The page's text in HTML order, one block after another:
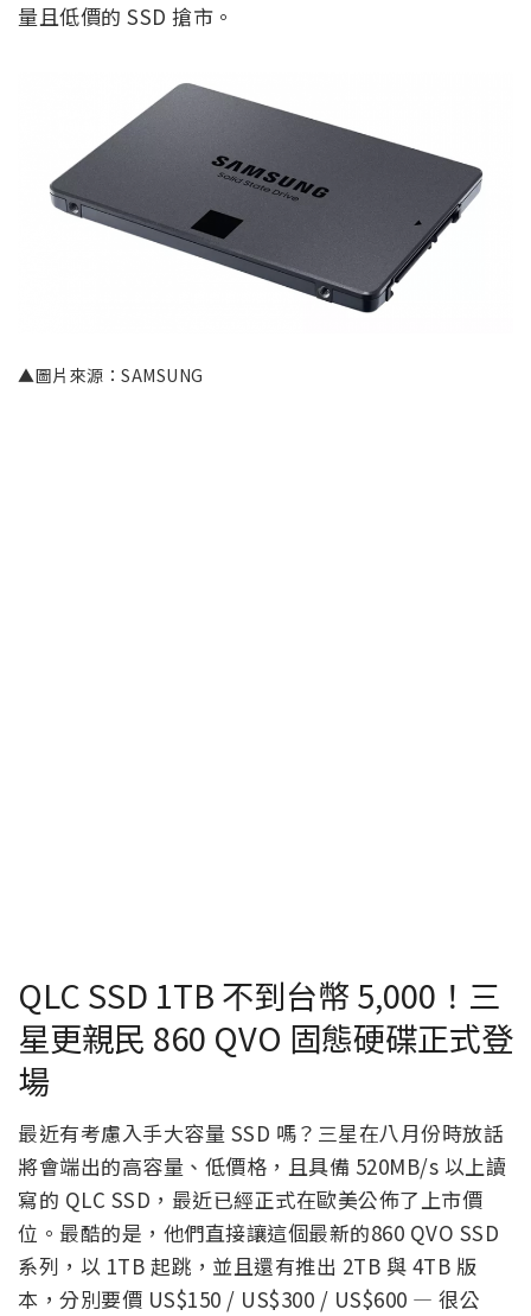
量且低價的 SSD 搶市。
▲圖片來源：SAMSUNG
QLC SSD 1TB 不到台幣 5,000！三
星更親民 860 QVO 固態硬碟正式登
場
最近有考慮入手大容量 SSD 嗎？三星在八月份時放話
將會端出的高容量、低價格，且具備 520MB/s 以上讀
寫的 QLC SSD，最近已經正式在歐美公佈了上市價
位。最酷的是，他們直接讓這個最新的860 QVO SSD
系列，以 1TB 起跳，並且還有推出 2TB 與 4TB 版
本，分別要價 US$150 / US$300 / US$600 — 很公